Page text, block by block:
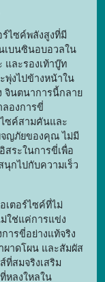
ไซค์พลังสูงที่มี
เบนซินอบอวลใน
ละรองเท้าบู๊ท
งไปข้างหน้าใน
จินตนาการนี้กลาย
ลองการขี่
ซค์สามคันและ
จญภัยของคุณ ไม่มี
ระในการขี่เพื่อ
กไปกับความเร็ว
ตอร์ไซค์ที่ไม่
ใช่แค่การแข่ง
ารขี่อย่างแท้จริง
ผาดโผน และสัมผัส
สมจริงเสริม
หลงใหลใน